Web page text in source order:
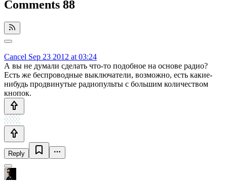
Comments 88
Cancel Sep 23 2012 at 03:24
А вы не думали сделать что-то подобное на основе радио?
Есть же беспроводные выключатели, возможно, есть какие-
нибудь продвинутые радиопульты с большим количеством
кнопок.
Reply